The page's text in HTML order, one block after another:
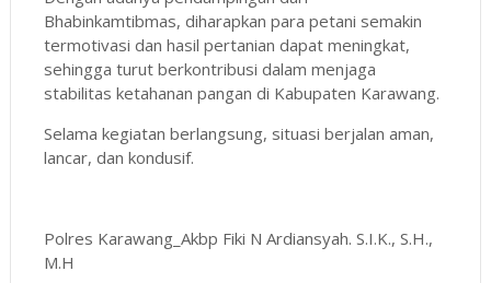
Bhabinkamtibmas, diharapkan para petani semakin
termotivasi dan hasil pertanian dapat meningkat,
sehingga turut berkontribusi dalam menjaga
stabilitas ketahanan pangan di Kabupaten Karawang.
Selama kegiatan berlangsung, situasi berjalan aman,
lancar, dan kondusif.
Polres Karawang_Akbp Fiki N Ardiansyah. S.I.K., S.H.,
M.H